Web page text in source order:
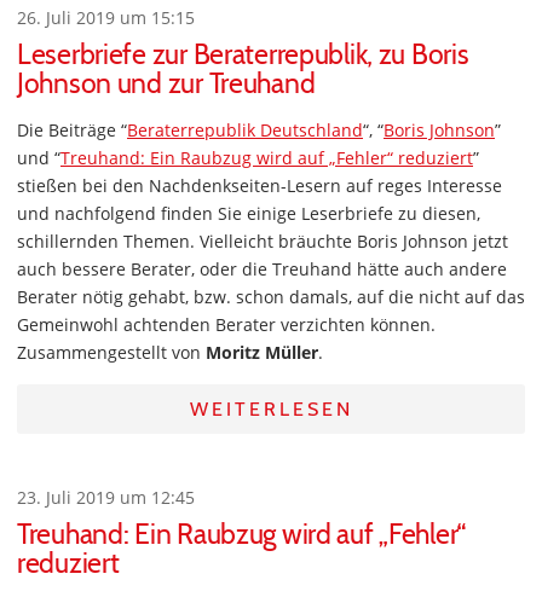
26. Juli 2019 um 15:15
Leserbriefe zur Beraterrepublik, zu Boris
Johnson und zur Treuhand
Die Beiträge “Beraterrepublik Deutschland“, “Boris Johnson”
und “Treuhand: Ein Raubzug wird auf „Fehler“ reduziert”
stießen bei den Nachdenkseiten-Lesern auf reges Interesse
und nachfolgend finden Sie einige Leserbriefe zu diesen,
schillernden Themen. Vielleicht bräuchte Boris Johnson jetzt
auch bessere Berater, oder die Treuhand hätte auch andere
Berater nötig gehabt, bzw. schon damals, auf die nicht auf das
Gemeinwohl achtenden Berater verzichten können.
Zusammengestellt von Moritz Müller.
WEITERLESEN
23. Juli 2019 um 12:45
Treuhand: Ein Raubzug wird auf „Fehler“
reduziert